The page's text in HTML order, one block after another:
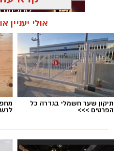
תגים:דרושים באשדוד
אולי יעניין
תיקון שער חשמלי בגדרה כל
הפרטים >>>